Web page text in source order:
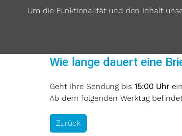
Wie lange dauert eine
Geht Ihre Sendung bis 15:00 Uhr
Ab dem folgenden Werktag
Zurück
Um die Funktionalität und den Inhalt